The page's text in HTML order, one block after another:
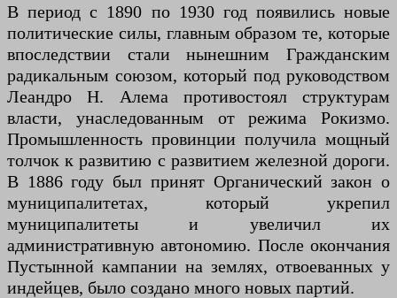
В период с 1890 по 1930 год появились новые
политические силы, главным образом те, которые
впоследствии стали нынешним Гражданским
радикальным союзом, который под руководством
Леандро Н. Алема противостоял структурам
власти, унаследованным от режима Рокизмо.
Промышленность провинции получила мощный
толчок к развитию с развитием железной дороги.
В 1886 году был принят Органический закон о
муниципалитетах, который укрепил
муниципалитеты и увеличил их
административную автономию. После окончания
Пустынной кампании на землях, отвоеванных у
индейцев, было создано много новых партий.